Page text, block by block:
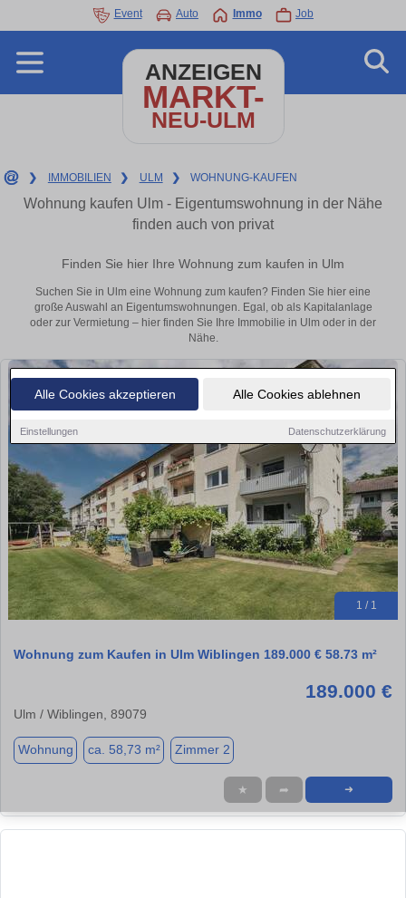
Alle Cookies akzeptieren Alle Cookies ablehnen
Einstellungen Datenschutzerklärung
Event Auto Immo Job
ANZEIGEN
MARKT-
NEU-ULM
❯ IMMOBILIEN ❯ ULM ❯ WOHNUNG-KAUFEN
Wohnung kaufen Ulm - Eigentumswohnung in der Nähe
finden auch von privat
Finden Sie hier Ihre Wohnung zum kaufen in Ulm
Suchen Sie in Ulm eine Wohnung zum kaufen? Finden Sie hier eine
große Auswahl an Eigentumswohnungen. Egal, ob als Kapitalanlage
oder zur Vermietung – hier finden Sie Ihre Immobilie in Ulm oder in der
Nähe.
1 / 1
Wohnung zum Kaufen in Ulm Wiblingen 189.000 € 58.73 m²
189.000 €
Ulm / Wiblingen, 89079
Wohnung ca. 58,73 m² Zimmer 2
★ ➦ ➜